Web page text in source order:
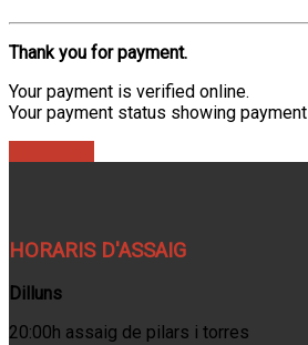
Thank you for payment.
Your payment is verified online.
Your payment status showing payment
HORARIS D'ASSAIG
Dilluns
20:00h assaig de pilars i torres